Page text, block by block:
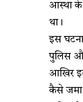
आस्था के
था।
इस
पुलिस
आखिर
कैसे जमा